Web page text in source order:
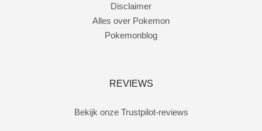
Disclaimer
Alles over Pokemon
Pokemonblog
REVIEWS
Bekijk onze Trustpilot-reviews